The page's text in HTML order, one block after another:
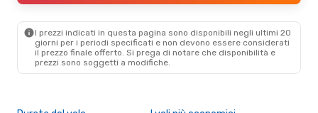
DVO- VCE
I prezzi indicati in questa pagina sono disponibili negli ultimi 20
giorni per i periodi specificati e non devono essere considerati
il ​​prezzo finale offerto. Si prega di notare che disponibilità e
prezzi sono soggetti a modifiche.